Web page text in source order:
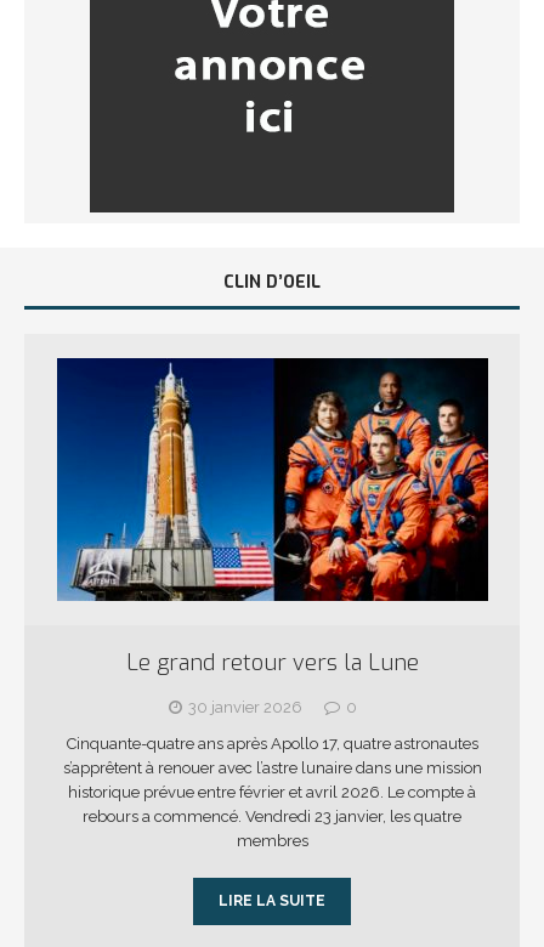
CLIN D’OEIL
Le grand retour vers la Lune
30 janvier 2026
0
Cinquante-quatre ans après Apollo 17, quatre astronautes
s’apprêtent à renouer avec l’astre lunaire dans une mission
historique prévue entre février et avril 2026. Le compte à
rebours a commencé. Vendredi 23 janvier, les quatre
membres
LIRE LA SUITE